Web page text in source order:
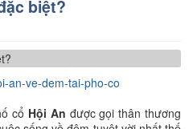
biệt?
an-ve-dem-tai-pho-co
cổ Hội An được gọi thân thương